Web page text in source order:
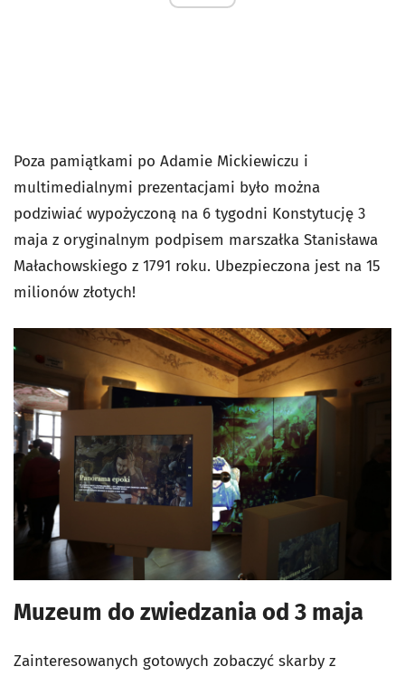
Poza pamiątkami po Adamie Mickiewiczu i
multimedialnymi prezentacjami było można
podziwiać wypożyczoną na 6 tygodni Konstytucję 3
maja z oryginalnym podpisem marszałka Stanisława
Małachowskiego z 1791 roku. Ubezpieczona jest na 15
milionów złotych!
Muzeum do zwiedzania od 3 maja
Zainteresowanych gotowych zobaczyć skarby z